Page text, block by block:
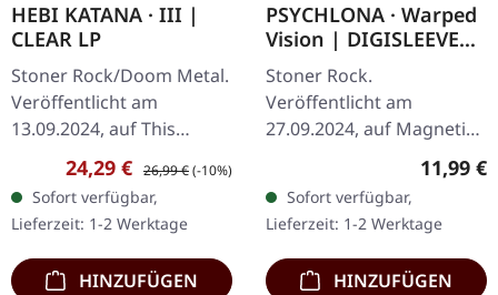
HEBI KATANA · III |
CLEAR LP
Stoner Rock/Doom Metal.
Veröffentlicht am
13.09.2024, auf This
Charming Man. Klares
Vinyl, limitiert auf 200
Exemplare Das dritte
Studioalbum von…
Verkaufspreis:
24,29 € Regulärer Preis:
26,99 €(-10%)
Sofort verfügbar,
Lieferzeit: 1-2 Werktage
HINZUFÜGEN
PSYCHLONA · Warped
Vision | DIGISLEEVE
CD
Stoner Rock.
Veröffentlicht am
27.09.2024, auf Magnetic
Eye Records. Digisleeve
CD. Mit ihrem vierten
Album "Warped Vision"
erweisen sich
PSYCHLONA…
11,99 €
Sofort verfügbar,
Lieferzeit: 1-2 Werktage
HINZUFÜGEN